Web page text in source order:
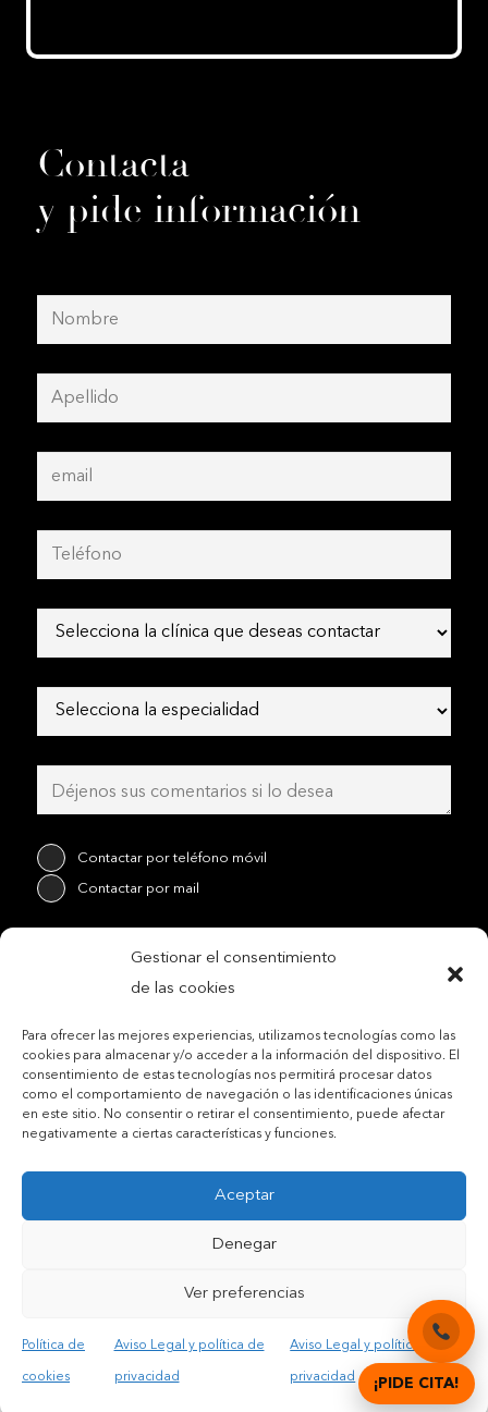
Gestionar el consentimiento
de las cookies
Para ofrecer las mejores experiencias, utilizamos tecnologías como las
cookies para almacenar y/o acceder a la información del dispositivo. El
consentimiento de estas tecnologías nos permitirá procesar datos
como el comportamiento de navegación o las identificaciones únicas
en este sitio. No consentir o retirar el consentimiento, puede afectar
negativamente a ciertas características y funciones.
Aceptar
Denegar
Ver preferencias
Política de
cookies
Aviso Legal y política de
privacidad
Aviso Legal y política de
privacidad
Contacta
y pide información
Contactar por teléfono móvil
Contactar por mail
Acepto las condiciones legales y la política de privacidad
© Copyright 2012 – 2025 | All Rights Reserved |
Legal y Privacidad|Política de cookies
¡PIDE CITA!